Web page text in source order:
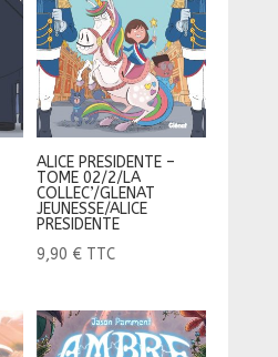
ALICE PRESIDENTE –
TOME 02/2/LA
COLLEC’/GLENAT
JEUNESSE/ALICE
PRESIDENTE
9,90 € TTC